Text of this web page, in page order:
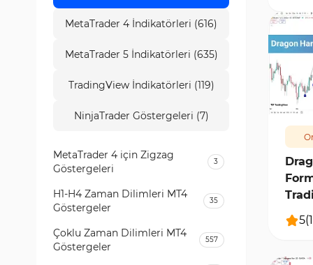
5(1
MetaTrader 4 İndikatörleri (616)
MetaTrader 5 İndikatörleri (635)
TradingView İndikatörleri (119)
NinjaTrader Göstergeleri (7)
MetaTrader 4 için Zigzag
Göstergeleri
3
H1-H4 Zaman Dilimleri MT4
Göstergeler
35
Çoklu Zaman Dilimleri MT4
Göstergeler
557